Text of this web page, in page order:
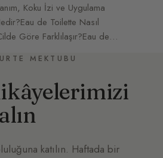
Koku İzi ve Uygulama
de Toilette Nasıl
Göre Farklılaşır?Eau de…
MEKTUBU
alın
katılın. Haftada bir